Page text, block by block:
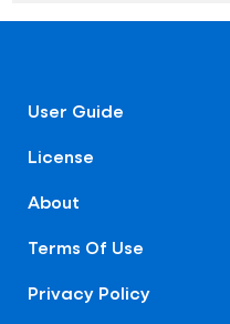
User Guide
License
About
Terms Of Use
Privacy Policy